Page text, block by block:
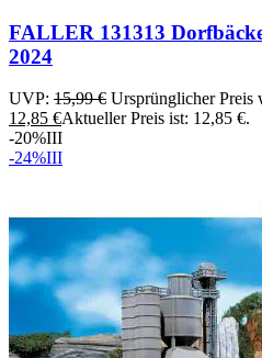
FALLER 131313
2024
UVP: 15,99€ Ursprünglicher Preis
12,85 €Aktueller Preis ist: 12,85 €.
-20%III
-24%III